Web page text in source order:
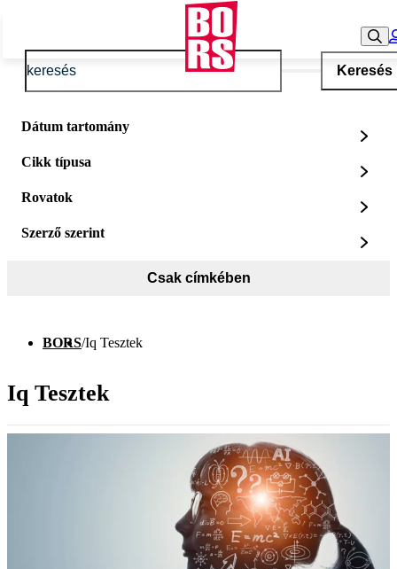
Keresés
Dátum tartomány
Cikk típusa
Rovatok
Szerző szerint
Csak címkében
BORS/Iq Tesztek
Iq Tesztek